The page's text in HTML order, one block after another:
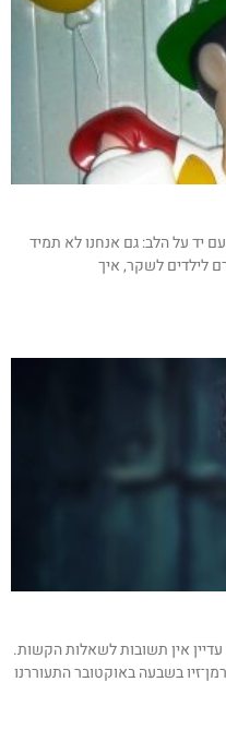
יד על הלב: גם אנחנו לא תמיד
לילדים לשקר, איך
אין תשובות לשאלות הקשות.
בשבעה באוקטובר התעוררנו